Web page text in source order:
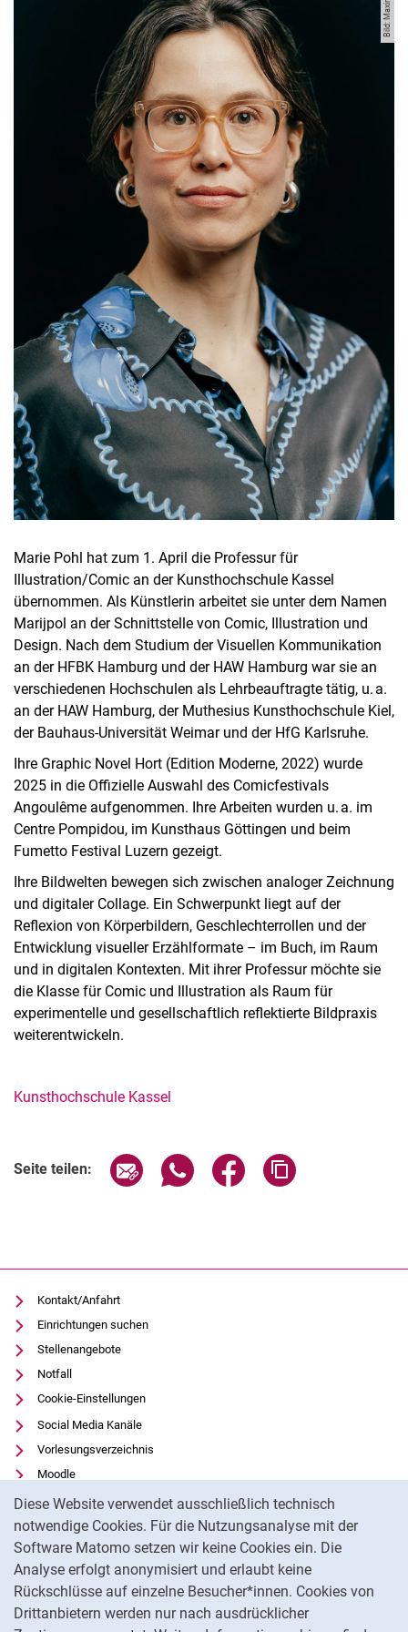
Diese Website verwendet ausschließlich technisch
notwendige Cookies. Für die Nutzungsanalyse mit der
Software Matomo setzen wir keine Cookies ein. Die
Analyse erfolgt anonymisiert und erlaubt keine
Rückschlüsse auf einzelne Besucher*innen. Cookies von
Drittanbietern werden nur nach ausdrücklicher
Marie Pohl hat zum 1. April die Professur für
Illustration/Comic an der Kunsthochschule Kassel
übernommen. Als Künstlerin arbeitet sie unter dem Namen
Marijpol an der Schnittstelle von Comic, Illustration und
Design. Nach dem Studium der Visuellen Kommunikation
an der HFBK Hamburg und der HAW Hamburg war sie an
verschiedenen Hochschulen als Lehrbeauftragte tätig, u. a.
an der HAW Hamburg, der Muthesius Kunsthochschule Kiel,
der Bauhaus-Universität Weimar und der HfG Karlsruhe.
Ihre Graphic Novel Hort (Edition Moderne, 2022) wurde
2025 in die Offizielle Auswahl des Comicfestivals
Angoulême aufgenommen. Ihre Arbeiten wurden u. a. im
Centre Pompidou, im Kunsthaus Göttingen und beim
Fumetto Festival Luzern gezeigt.
Ihre Bildwelten bewegen sich zwischen analoger Zeichnung
und digitaler Collage. Ein Schwerpunkt liegt auf der
Reflexion von Körperbildern, Geschlechterrollen und der
Entwicklung visueller Erzählformate – im Buch, im Raum
und in digitalen Kontexten. Mit ihrer Professur möchte sie
die Klasse für Comic und Illustration als Raum für
experimentelle und gesellschaftlich reflektierte Bildpraxis
weiterentwickeln.
Kunsthochschule Kassel
Seite teilen: Seite über E-Mail teilen
Seite über WhatsApp teilen
Seite über Facebook
Kontakt/Anfahrt
Einrichtungen suchen
Stellenangebote
Notfall
Cookie-Einstellungen
Social Media Kanäle
Vorlesungsverzeichnis
Moodle
Panopto
Universitätsbibliothek
Datenschutz
Barrierefreiheit
Transparenter KI-Einsatz
Impressum